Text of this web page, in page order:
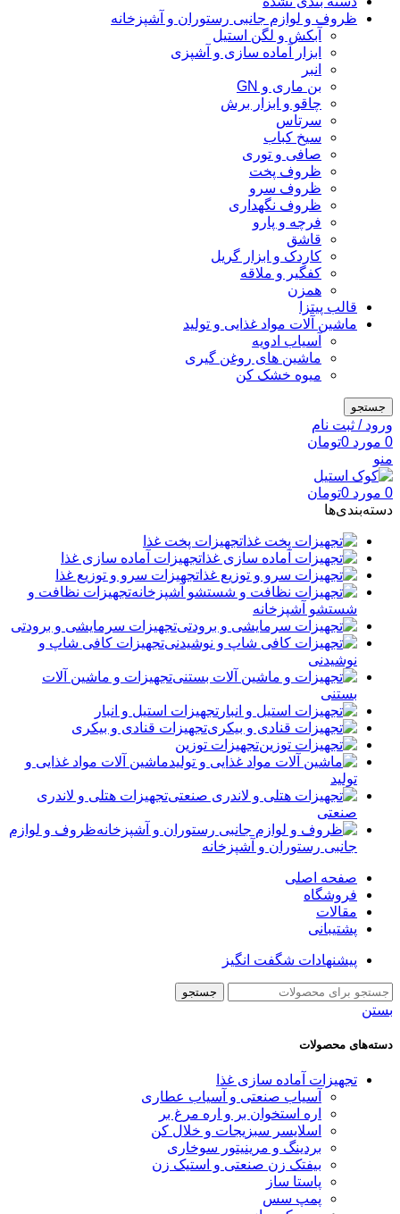
ظروف و لوازم جانبی رستوران و آشپزخانه
آبکش و لگن استیل
ابزار آماده سازی و آشپزی
انبر
بن ماری و GN
چاقو و ابزار برش
سرتاس
سیخ کباب
صافی و توری
ظروف پخت
ظروف سرو
ظروف نگهداری
فرچه و پارو
قاشق
کاردک و ابزار گریل
کفگیر و ملاقه
همزن
قالب پیتزا
ماشین آلات مواد غذایی و تولید
آسیاب ادویه
ماشین های روغن گیری
میوه خشک کن
جستجو
ورود / ثبت نام
0 مورد 0تومان
منو
0 مورد 0تومان
دسته‌بندی‌ها
تجهیزات پخت غذا
تجهیزات آماده سازی غذا
تجهیزات سرو و توزیع غذا
تجهیزات نظافت و
شستشو آشپزخانه
تجهیزات سرمایشی و برودتی
تجهیزات کافی شاپ و
نوشیدنی
تجهیزات و ماشین آلات
بستنی
تجهیزات استیل و انبار
تجهیزات قنادی و بیکری
تجهیزات توزین
ماشین آلات مواد غذایی و
تولید
تجهیزات هتلی و لاندری
صنعتی
ظروف و لوازم
جانبی رستوران و آشپزخانه
صفحه اصلی
فروشگاه
مقالات
پشتیبانی
پیشنهادات شگفت انگیز
جستجو
بستن
دسته‌های محصولات
تجهیزات آماده سازی غذا
آسیاب صنعتی و آسیاب عطاری
اره استخوان بر و اره مرغ بر
اسلایسر سبزیجات و خلال کن
بردینگ و مرینیتور سوخاری
بیفتک زن صنعتی و استیک زن
پاستا ساز
پمپ سس